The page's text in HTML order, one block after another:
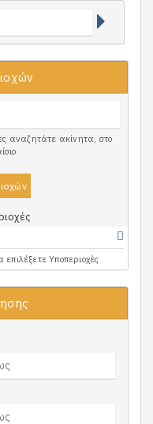
αναζητάτε ακίνητα, στο
Υποπεριοχές